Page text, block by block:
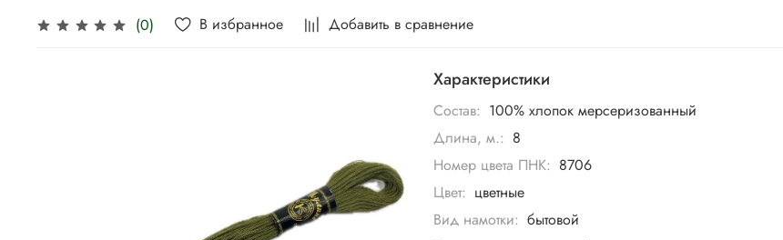
(0) В избранное Добавить в сравнение
Характеристики
Состав: 100% хлопок мерсеризованный
Длина, м.: 8
Номер цвета ПНК: 8706
Цвет: цветные
Вид намотки: бытовой